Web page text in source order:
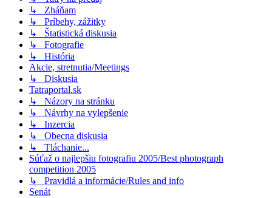
↳ Zháňam
↳ Príbehy, zážitky
↳ Štatistická diskusia
↳ Fotografie
↳ História
Akcie, stretnutia/Meetings
↳ Diskusia
Tatraportal.sk
↳ Názory na stránku
↳ Návrhy na vylepšenie
↳ Inzercia
↳ Obecna diskusia
↳ Tláchanie...
Súťaž o najlepšiu fotografiu 2005/Best photograph
competition 2005
↳ Pravidlá a informácie/Rules and info
Senát